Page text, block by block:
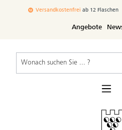
springen
Versandkostenfrei ab 12 Flaschen
Angebote